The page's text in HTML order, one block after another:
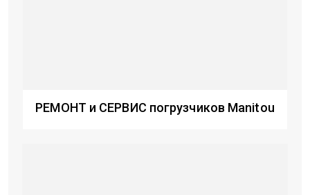
РЕМОНТ и СЕРВИС погрузчиков Manitou